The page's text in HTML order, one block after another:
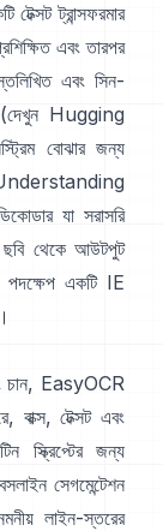
ট্রান্সফরমার
এবং তারপর
এবং সিন-
Hugging
বোঝার জন্য
যা সরাসরি
থেকে আউটপুট
একটি IE
চান, EasyOCR
টেক্সট এবং
স্ক্রিপ্টের জন্য
সেগমেন্টেশন
লাইন-স্তরের